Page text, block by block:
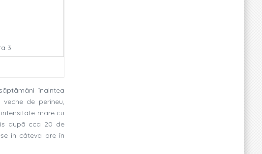
3
înaintea
de perineu,
mare cu
dupã cca 20 de
în câteva ore în